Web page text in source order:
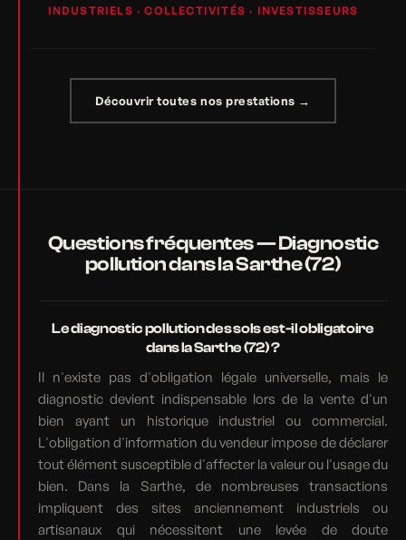
INDUSTRIELS · COLLECTIVITÉS · INVESTISSEURS
Découvrir toutes nos prestations →
Questions fréquentes — Diagnostic
pollution dans la Sarthe (72)
Le diagnostic pollution des sols est-il obligatoire
dans la Sarthe (72) ?
Il n'existe pas d'obligation légale universelle, mais le
diagnostic devient indispensable lors de la vente d'un
bien ayant un historique industriel ou commercial.
L'obligation d'information du vendeur impose de déclarer
tout élément susceptible d'affecter la valeur ou l'usage du
bien. Dans la Sarthe, de nombreuses transactions
impliquent des sites anciennement industriels ou
artisanaux qui nécessitent une levée de doute